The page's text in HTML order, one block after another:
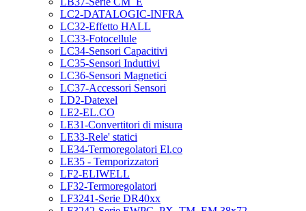
LC2-DATALOGIC-INFRA
LC32-Effetto HALL
LC33-Fotocellule
LC34-Sensori Capacitivi
LC35-Sensori Induttivi
LC36-Sensori Magnetici
LC37-Accessori Sensori
LD2-Datexel
LE2-EL.CO
LE31-Convertitori di misura
LE33-Rele' statici
LE34-Termoregolatori El.co
LE35 - Temporizzatori
LF2-ELIWELL
LF32-Termoregolatori
LF3241-Serie DR40xx